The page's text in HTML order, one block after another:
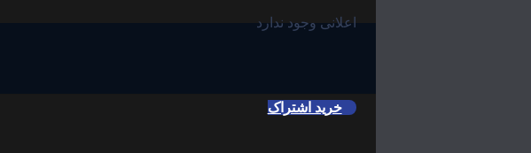
اعلانی وجود ندارد
خرید اشتراک